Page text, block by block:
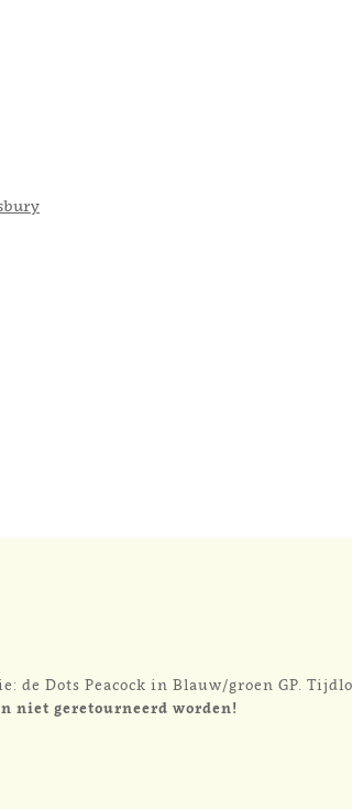
de Dots Peacock in Blauw/groen GP.
niet geretourneerd worden!